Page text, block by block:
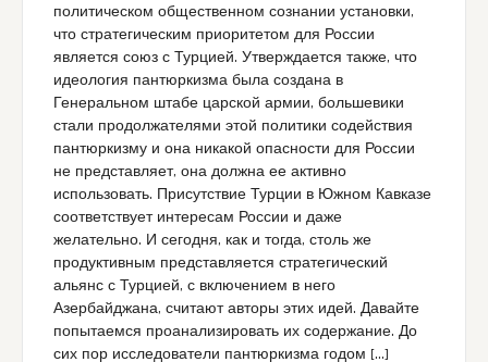
политическом общественном сознании установки,
что стратегическим приоритетом для России
является союз с Турцией. Утверждается также, что
идеология пантюркизма была создана в
Генеральном штабе царской армии, большевики
стали продолжателями этой политики содействия
пантюркизму и она никакой опасности для России
не представляет, она должна ее активно
использовать. Присутствие Турции в Южном Кавказе
соответствует интересам России и даже
желательно. И сегодня, как и тогда, столь же
продуктивным представляется стратегический
альянс с Турцией, с включением в него
Азербайджана, считают авторы этих идей. Давайте
попытаемся проанализировать их содержание. До
сих пор исследователи пантюркизма годом […]